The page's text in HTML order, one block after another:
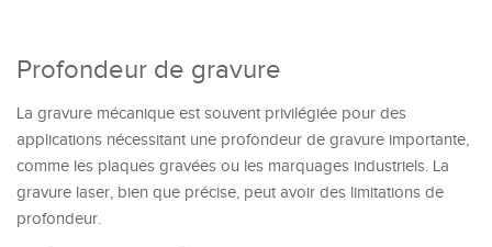
Profondeur de gravure
La gravure mécanique est souvent privilégiée pour des
applications nécessitant une profondeur de gravure importante,
comme les plaques gravées ou les marquages industriels. La
gravure laser, bien que précise, peut avoir des limitations de
profondeur.